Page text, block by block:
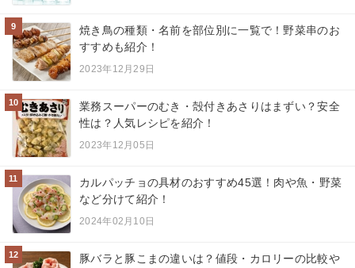
9
焼き鳥の種類・名前を部位別に一覧で！野菜串のお
すすめも紹介！
2023年12月29日
10
業務スーパーのむき・殻付きあさりはまずい？安全
性は？人気レシピを紹介！
2023年12月05日
11
カルパッチョの具材のおすすめ45選！肉や魚・野菜
など分けて紹介！
2024年02月10日
12
豚バラと豚こまの違いは？値段・カロリーの比較や